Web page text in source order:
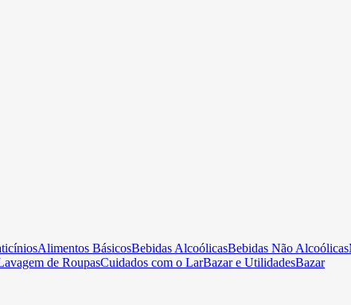
Alimentos BásicosBebidas AlcoólicasBebidas Não Alcoólicas
de RoupasCuidados com o LarBazar e UtilidadesBazar